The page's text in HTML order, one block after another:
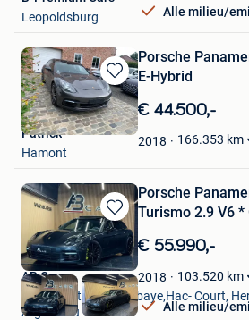
Alle milieu/
Leopoldsburg
Bewaren
in
Mijn
Favorieten
Porsche
E-Hybrid
€ 44.500,-
2018 166.353 km
Patrick
Hamont
Bewaren
in
Mijn
Favorieten
Porsche
Turismo 2.9 V6 *
€ 55.990,-
2018 103.520 km
Alle milieu/
AB Cars
Vise + Partie De Bombaye,Hac- Court,
Argenteau